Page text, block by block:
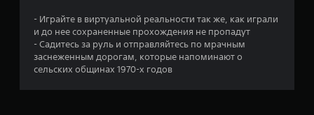
я
- Играйте в виртуальной реальности так же, как играли
и до нее сохраненные прохождения не пропадут
- Садитесь за руль и отправляйтесь по мрачным
заснеженным дорогам, которые напоминают о
сельских общинах 1970-х годов